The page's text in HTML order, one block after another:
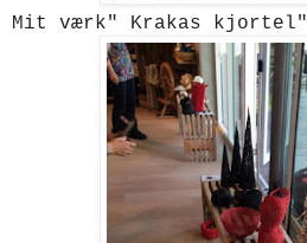
Mit værk" Krakas kjortel"